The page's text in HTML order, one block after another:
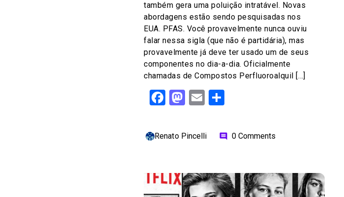
também gera uma poluição intratável. Novas
abordagens estão sendo pesquisadas nos
EUA. PFAS. Você provavelmente nunca ouviu
falar nessa sigla (que não é partidária), mas
provavelmente já deve ter usado um de seus
componentes no dia-a-dia. Oficialmente
chamadas de Compostos Perfluoroalquil […]
Facebook
Mastodon
Email
Renato Pincelli comment 0 Comments